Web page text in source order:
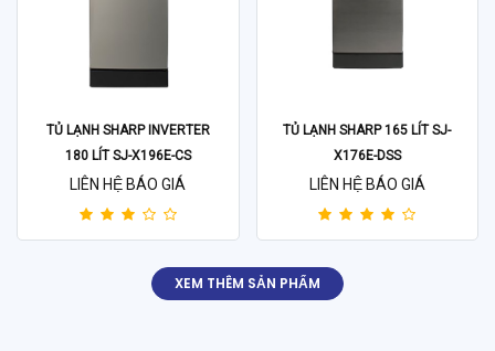
TỦ LẠNH SHARP INVERTER
180 LÍT SJ-X196E-CS
LIÊN HỆ BÁO GIÁ
TỦ LẠNH SHARP 165 LÍT SJ-
X176E-DSS
LIÊN HỆ BÁO GIÁ
XEM THÊM SẢN PHẨM